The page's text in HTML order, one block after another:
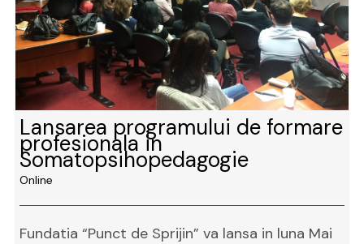
Lansarea programului de formare
profesionala in
Somatopsihopedagogie
Online
Fundatia “Punct de Sprijin” va lansa in luna Mai